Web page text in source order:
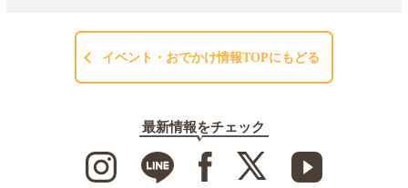
イベント・おでかけ情報TOPにもどる
最新情報をチェック